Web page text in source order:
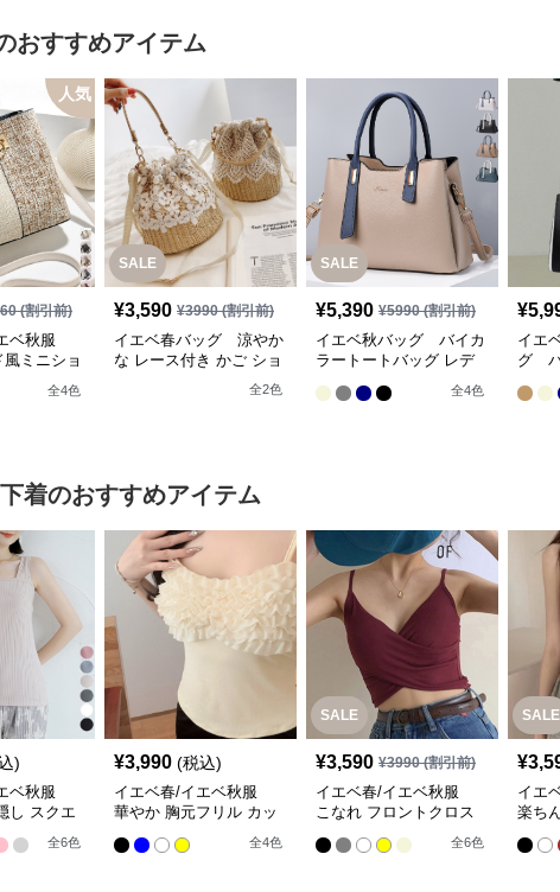
おすすめアイテム
人気
(割引前)
ベ秋服
ミニショ
即納】
全4色
SALE
¥3,590 ¥3990(割引前)
イエベ春バッグ 涼やか
な レース付き かご ショ
全2色
SALE
¥5,390 ¥5990(割引前)
イエベ秋バッグ バイカ
ラートートバッグ レデ
ィース三通りショルダー
バッグ【即納】
全4色
¥
イエ
グ バ
バッ
ルダ
着のおすすめアイテム
)
ベ秋服
し スクエ
プ【即
全6色
¥3,990 (税込)
イエベ春/イエベ秋服
華やか 胸元フリル カッ
プ付きキャミ【即納】
全4色
SALE
¥3,590 ¥3990(割引前)
イエベ春/イエベ秋服
こなれ フロントクロス
カップ付きキャミ【即
納】
全6色
SALE
¥
イエ
楽ち
キャ
【即